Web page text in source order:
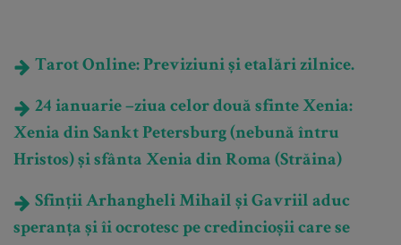
Tarot Online: Previziuni și etalări zilnice.
24 ianuarie –ziua celor două sfinte Xenia:
Xenia din Sankt Petersburg (nebună întru
Hristos) și sfânta Xenia din Roma (Străina)
Sfinții Arhangheli Mihail și Gavriil aduc
speranța și îi ocrotesc pe credincioșii care se